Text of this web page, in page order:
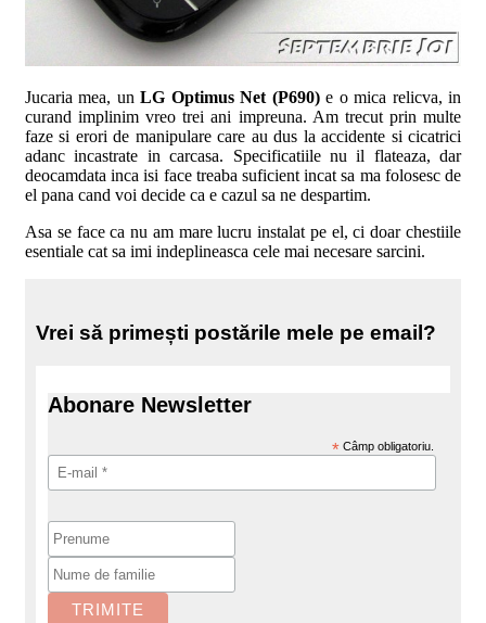
Jucaria mea, unLG Optimus Net (P690)e o mica relicva, in
curand implinim vreo trei ani impreuna. Am trecut prin multe
faze si erori de manipulare care au dus la accidente si cicatrici
adanc incastrate in carcasa. Specificatiile nu il flateaza, dar
deocamdata inca isi face treaba suficientincat sa ma folosesc de
el pana cand voi decide ca e cazul sa ne despartim.
Asa se face ca nu am mare lucru instalat pe el, ci doar chestiile
esentiale cat sa imi indeplineasca cele mai necesare sarcini.
Vrei să primești postările mele pe email?
Abonare Newsletter
* Câmp obligatoriu.